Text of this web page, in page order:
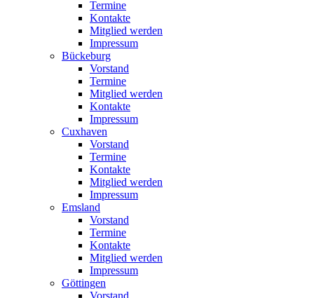
Termine
Kontakte
Mitglied werden
Impressum
Bückeburg
Vorstand
Termine
Mitglied werden
Kontakte
Impressum
Cuxhaven
Vorstand
Termine
Kontakte
Mitglied werden
Impressum
Emsland
Vorstand
Termine
Kontakte
Mitglied werden
Impressum
Göttingen
Vorstand